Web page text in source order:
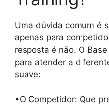
Uma dúvida comum é
apenas para
resposta é não. O
para atender a
suave:
•O Competidor: Que